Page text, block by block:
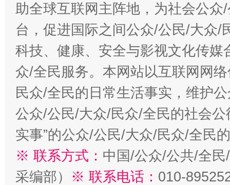
助全球互联网主阵地，为社会公
台，促进国际之间公众/公民/大众/
科技、健康、安全与影视文化传
众/全民服务。本网站以互联网网
民众/全民的日常生活事实，维护
公众/公民/大众/民众/全民的社会公
实事”的公众/公民/大众/民众/全民
※ 联系方式： 中国/公众/公共/全
采编部） ※ 联系电话： 010-